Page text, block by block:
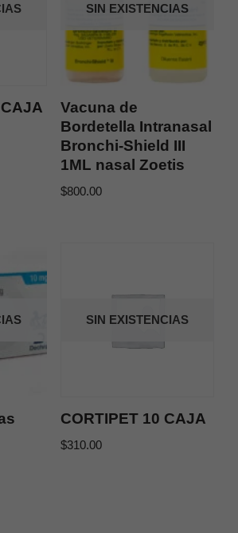
SIN EXISTENCIAS
Vacuna de
Bordetella Intranasal
Bronchi-Shield III
1ML nasal Zoetis
$800.00
SIN EXISTENCIAS
CORTIPET 10 CAJA
$310.00